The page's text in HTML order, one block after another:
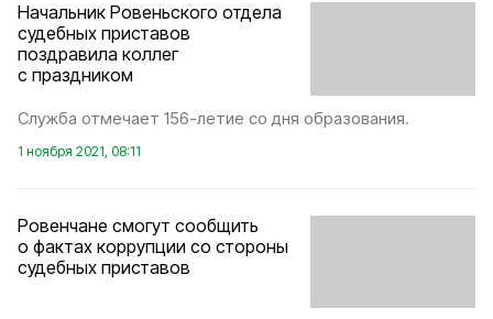
Начальник Ровеньского отдела
судебных приставов
поздравила коллег
с праздником
Служба отмечает 156-летие со дня образования.
1 ноября 2021, 08:11
Ровенчане смогут сообщить
о фактах коррупции со стороны
судебных приставов